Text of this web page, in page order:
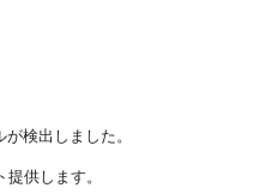
検出しました。
供します。